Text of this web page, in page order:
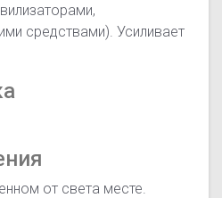
средствами). Усиливает
от света месте.